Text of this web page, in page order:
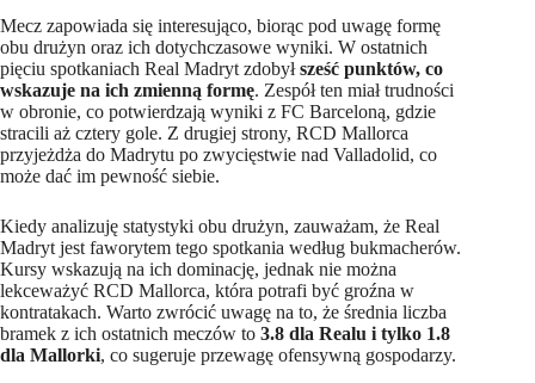
Mecz zapowiada się interesująco, biorąc pod uwagę formę
obu drużyn oraz ich dotychczasowe wyniki. W ostatnich
pięciu spotkaniach Real Madryt zdobyłsześć punktów, co
wskazuje na ich zmienną formę. Zespół ten miał trudności
w obronie, co potwierdzają wyniki z FC Barceloną, gdzie
stracili aż cztery gole. Z drugiej strony, RCD Mallorca
przyjeżdża do Madrytu po zwycięstwie nad Valladolid, co
może dać im pewność siebie.
Kiedy analizuję statystyki obu drużyn, zauważam, że Real
Madryt jest faworytem tego spotkania według bukmacherów.
Kursy wskazują na ich dominację, jednak nie można
lekceważyć RCD Mallorca, która potrafi być groźna w
kontratakach. Warto zwrócić uwagę na to, że średnia liczba
bramek z ich ostatnich meczów to 3.8 dla Realu i tylko 1.8
dla Mallorki, co sugeruje przewagę ofensywną gospodarzy.